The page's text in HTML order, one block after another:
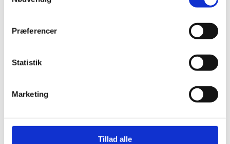
Præferencer
Statistik
Marketing
Tillad alle